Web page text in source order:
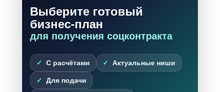
Выберите готовый
бизнес-план
для получения соцконтракта
С расчётами Актуальные ниши
Для подачи